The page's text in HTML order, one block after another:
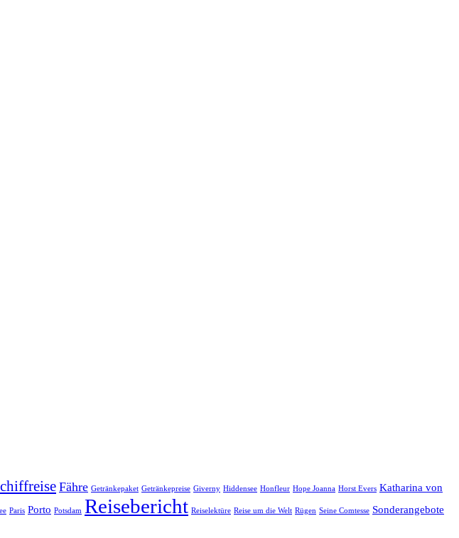
Fähre Getränkepaket Getränkepreise Giverny Hiddensee Honfleur Hope Joanna Horst Evers Katharina von
Paris Porto Potsdam Reisebericht Reiselektüre Reise um die Welt Rügen Seine Comtesse Sonderangebote